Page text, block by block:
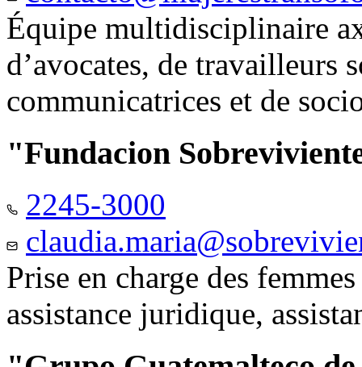
Équipe multidisciplinaire
d’avocates, de travailleurs
communicatrices et de
"Fundacion
2245-3000
Prise en charge des
assistance juridique,